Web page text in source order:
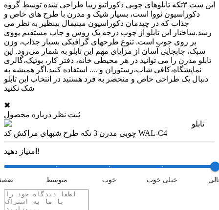
این ست ۳تکه تابلوهای چوبی دکوراتیو زیبا طراحی شده توسط گروه
دکوراسیون نووا است، بسیار شیک و مدرن با طرح های خاص و
جذاب که در چیدمان دکوراسیون مینیمال بینظیر به نظر می
رسد.ساختار این تابلو از چوب درجه یک روس و چاپ مستقیم یووی
بر روی چوب است. تنوع طرحهای گرافیکی بسیار جذاب، وزن
سبک، جابجایی آسان از مزایای مهم این تابلو به شمار می‌رود. این
تابلو مدرن را می توانید در هر محیطی خانه، دفتر کار، بوتیک،گالری
نمایشگاه،کافی شاپ،رستوران و .... استفاده کنید.اگر همیشه به
دنبال یک طراحی خاص و منحصر به فرد هستید در انتخاب این تابلو
شک نکنید
✖
ثبت نظر درباره محصول
تابلو
چوبی مدرن 3 تکه طرح شبهای مراکش کد WAL-C4
امتیاز دهید!
متوسط خوب خیلی خوب